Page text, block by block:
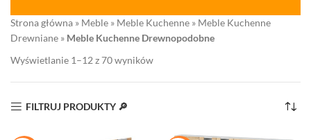
Strona główna » Meble » Meble Kuchenne » Meble Kuchenne
Drewniane » Meble Kuchenne Drewnopodobne
Wyświetlanie 1–12 z 70 wyników
FILTRUJ PRODUKTY 🔎